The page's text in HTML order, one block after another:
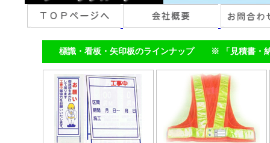
標識・看板・矢印板のラインナップ ※ 「見積書・納